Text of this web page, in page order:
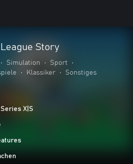
Story
• Simulation • Sport
•
• Klassiker • Sonstiges
X|S